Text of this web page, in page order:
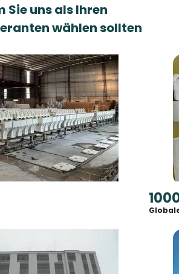
Sie uns als Ihren
wählen sollten